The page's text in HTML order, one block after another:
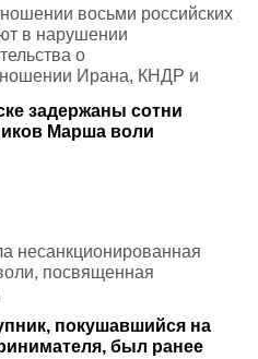
восьми российских
в нарушении
о
Ирана, КНДР и
задержаны сотни
Марша воли
несанкционированная
посвященная
покушавшийся на
был ранее